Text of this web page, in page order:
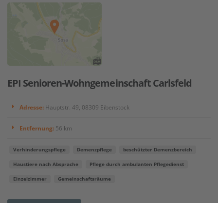
EPI Senioren-Wohngemeinschaft Carlsfeld
Adresse: Hauptstr. 49, 08309 Eibenstock
Entfernung: 56 km
Verhinderungspflege Demenzpflege beschützter Demenzbereich
Haustiere nach Absprache Pflege durch ambulanten Pflegedienst
Einzelzimmer Gemeinschaftsräume